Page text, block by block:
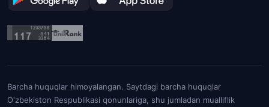
Barcha huquqlar himoyalangan. Saytdagi barcha huquqlar
O'zbekiston Respublikasi qonunlariga, shu jumladan mualliflik